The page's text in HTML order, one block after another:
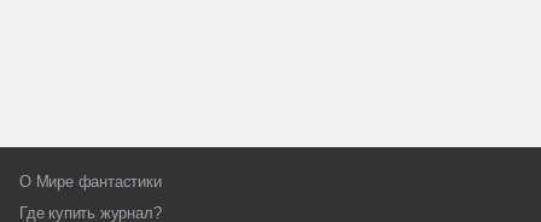
О Мире фантастики
Где купить журнал?